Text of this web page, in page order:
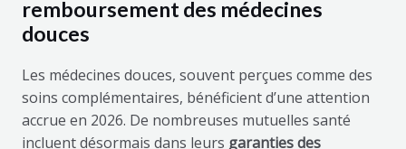
remboursement des médecines
douces
Les médecines douces, souvent perçues comme des
soins complémentaires, bénéficient d’une attention
accrue en 2026. De nombreuses mutuelles santé
incluent désormais dans leurs garanties des